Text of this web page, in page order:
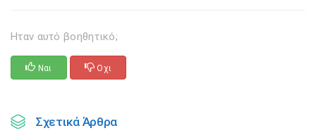
Ηταν αυτό βοηθητικό;
Ναι Οχι
Σχετικά Άρθρα